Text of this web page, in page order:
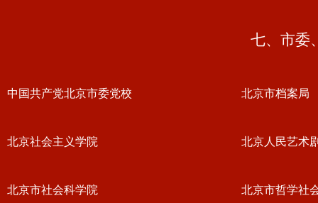
七、市委
中国共产党北京市委党校 北京市档案局
北京社会主义学院 北京人民艺术
北京市社会科学院 北京市哲学社